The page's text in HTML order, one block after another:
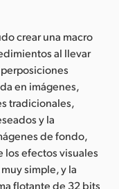
crear una macro
al llevar
en imágenes,
tradicionales,
y la
de fondo,
los efectos visuales
simple, y la
flotante de 32 bits